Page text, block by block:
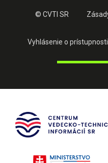
© CVTI SR
Vyhlásenie o prístupnosti